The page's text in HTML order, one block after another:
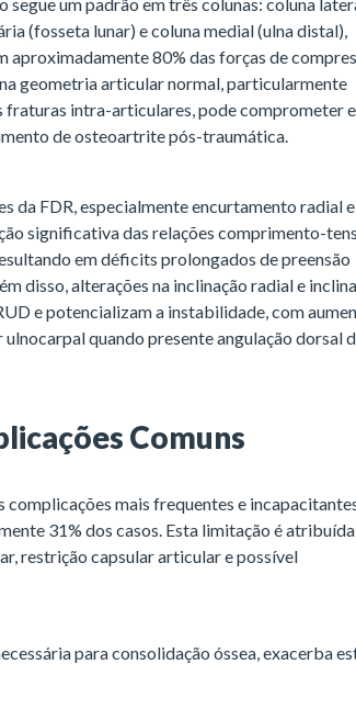
(fosseta lunar) e coluna medial (ulna distal),
aproximadamente 80% das forças de
geometria articular normal, particularmente
fraturas intra-articulares, pode comprometer
de osteoartrite pós-traumática.
da FDR, especialmente encurtamento radial e
significativa das relações comprimento-
em déficits prolongados de preensão
disso, alterações na inclinação radial e
e potencializam a instabilidade, com
quando presente angulação dorsal
Comuns
mais frequentes e
31% dos casos. Esta limitação é
restrição capsular articular e possível
para consolidação óssea, exacerba